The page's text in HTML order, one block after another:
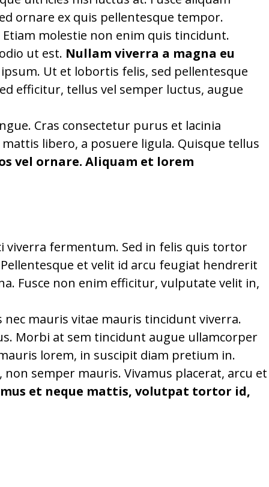
ornare ex quis pellentesque tempor.
molestie non enim quis tincidunt.
ut est. Nullam viverra a magna eu
Ut et lobortis felis, sed pellentesque
efficitur, tellus vel semper luctus, augue
Cras consectetur purus et lacinia
libero, a posuere ligula. Quisque tellus
vel ornare. Aliquam et lorem
viverra fermentum. Sed in felis quis tortor
et velit id arcu feugiat hendrerit
Fusce non enim efficitur, vulputate velit in,
nec mauris vitae mauris tincidunt viverra.
Morbi at sem tincidunt augue ullamcorper
lorem, in suscipit diam pretium in.
semper mauris. Vivamus placerat, arcu et
et neque mattis, volutpat tortor id,